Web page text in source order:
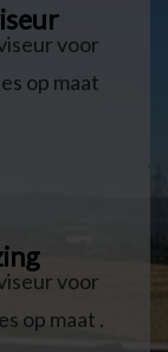
voor
op maat
voor
op maat .